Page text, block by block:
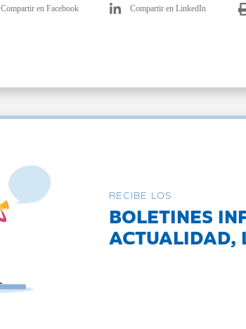
Compartir en Facebook Compartir en LinkedIn
RECIBE LOS
BOLETINES
ACTUALIDAD,